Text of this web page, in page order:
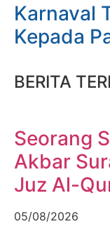
Karnaval
Kepada
BERITA
Seorang
Akbar
Juz Al-
05/08/2026